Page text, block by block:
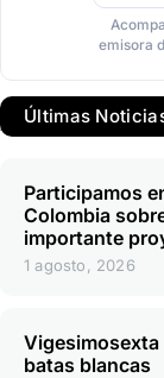
emisora
Últimas
Participamos
Colombia
importante
1 agosto, 2026
Vigesimosexta
batas blancas